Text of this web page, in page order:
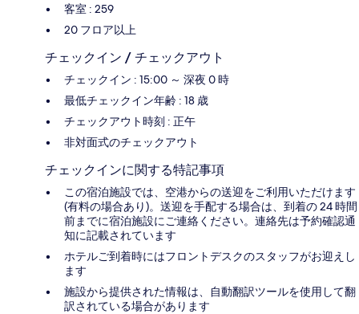
客室 : 259
20 フロア以上
チェックイン / チェックアウト
チェックイン : 15:00 ～ 深夜 0 時
最低チェックイン年齢 : 18 歳
チェックアウト時刻 : 正午
非対面式のチェックアウト
チェックインに関する特記事項
この宿泊施設では、空港からの送迎をご利用いただけます
(有料の場合あり)。送迎を手配する場合は、到着の 24 時間
前までに宿泊施設にご連絡ください。連絡先は予約確認通
知に記載されています
ホテルご到着時にはフロントデスクのスタッフがお迎えし
ます
施設から提供された情報は、自動翻訳ツールを使用して翻
訳されている場合があります